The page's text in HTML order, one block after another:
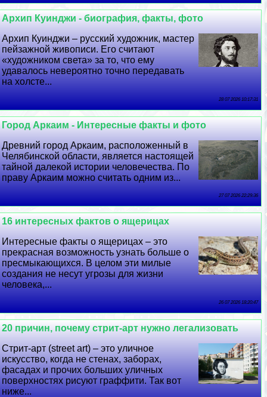
Архип Куинджи - биография, факты, фото
Архип Куинджи – русский художник, мастер
пейзажной живописи. Его считают
«художником света» за то, что ему
удавалось невероятно точно передавать
на холсте...
28 07 2026 10:17:31
Город Аркаим - Интересные факты и фото
Древний город Аркаим, расположенный в
Челябинской области, является настоящей
тайной далекой истории человечества. По
праву Аркаим можно считать одним из...
27 07 2026 22:29:36
16 интересных фактов о ящерицах
Интересные факты о ящерицах – это
прекрасная возможность узнать больше о
пресмыкающихся. В целом эти милые
создания не несут угрозы для жизни
человека,...
26 07 2026 18:20:47
20 причин, почему стрит-арт нужно легализовать
Стрит-арт (street art) – это уличное
искусство, когда не стенах, заборах,
фасадах и прочих больших уличных
поверхностях рисуют граффити. Так вот
ниже...